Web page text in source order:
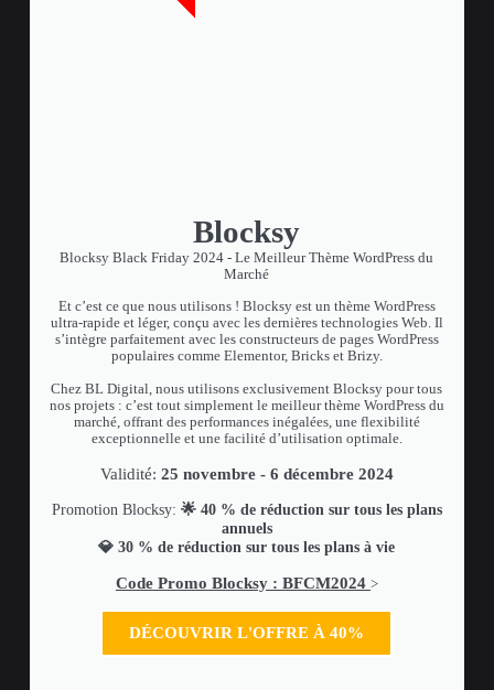
Blocksy
Blocksy Black Friday 2024 - Le Meilleur Thème WordPress du
Marché
Et c’est ce que nous utilisons ! Blocksy est un thème WordPress
ultra-rapide et léger, conçu avec les dernières technologies Web. Il
s’intègre parfaitement avec les constructeurs de pages WordPress
populaires comme Elementor, Bricks et Brizy.
Chez BL Digital, nous utilisons exclusivement Blocksy pour tous
nos projets : c’est tout simplement le meilleur thème WordPress du
marché, offrant des performances inégalées, une flexibilité
exceptionnelle et une facilité d’utilisation optimale.
Validité: 25 novembre - 6 décembre 2024
Promotion Blocksy: 🌟 40 % de réduction sur tous les plans
annuels
💎 30 % de réduction sur tous les plans à vie
Code Promo Blocksy : BFCM2024 >
DÉCOUVRIR L'OFFRE À 40%